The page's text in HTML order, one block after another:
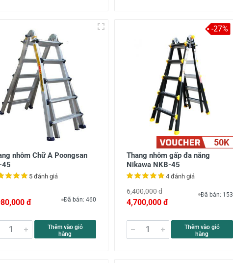
nhôm Chữ A Poongsan
45
5 đánh giá
đ Đã bán: 460
Thêm vào giỏ
hàng
50K
Thang nhôm gấp đa năng
Nikawa NKB-45
4 đánh giá
6,400,000 đ
4,700,000 đ
Đã bán: 153
Thêm vào giỏ
hàng
-27%